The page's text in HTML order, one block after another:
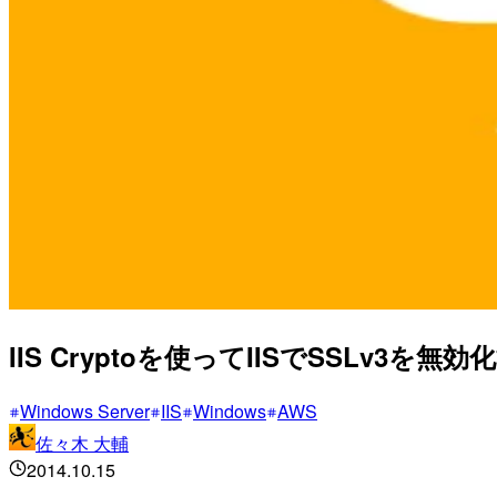
IIS Cryptoを使ってIISでSSLv3を無効
Windows Server IIS Windows AWS
佐々木 大輔
2014.10.15